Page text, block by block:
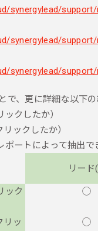
synergylead/
synergylead/
synergylead/
、更に詳細な以下
クしたか）
ックしたか）
ートによって抽出で
リー
ック
◯
リッ
◯